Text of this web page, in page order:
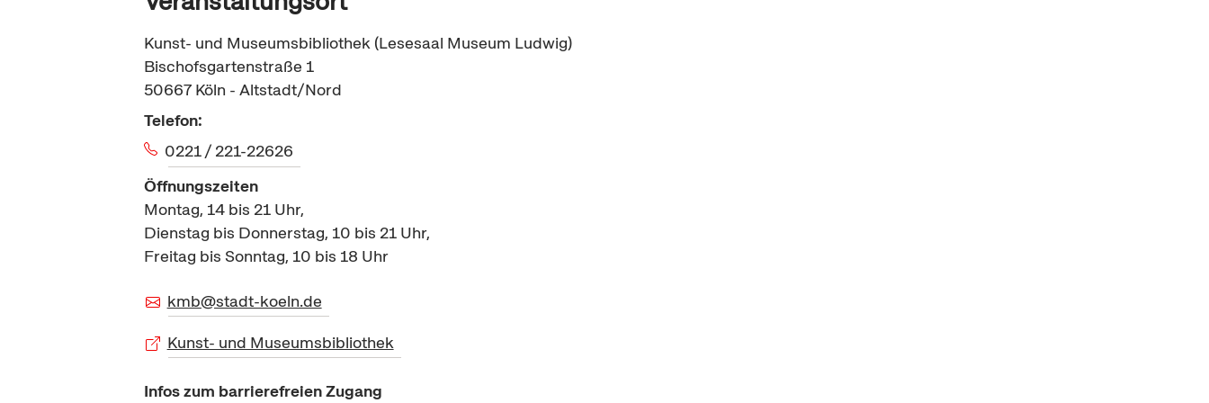
Kunst- und Museumsbibliothek (Lesesaal Museum Ludwig)
Bischofsgartenstraße 1
50667 Köln - Altstadt/Nord
Telefon:
0221 / 221-22626
Öffnungszeiten
Montag, 14 bis 21 Uhr,
Dienstag bis Donnerstag, 10 bis 21 Uhr,
Freitag bis Sonntag, 10 bis 18 Uhr
kmb@stadt-koeln.de
Kunst- und Museumsbibliothek
Infos zum barrierefreien Zugang